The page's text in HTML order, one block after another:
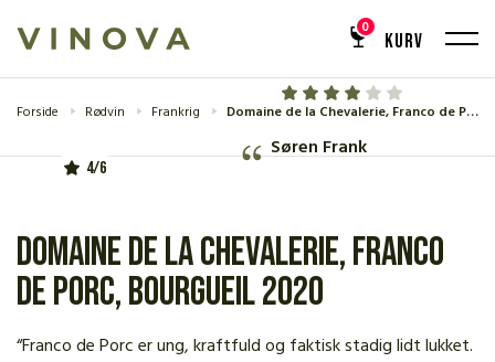
KURV
0
Forside Rødvin Frankrig Domaine de la Chevalerie, Franco de Porc, Bourgueil 2020
4/6
Søren Frank
Domaine de la Chevalerie, Franco
de Porc, Bourgueil 2020
“Franco de Porc er ung, kraftfuld og faktisk stadig lidt lukket.